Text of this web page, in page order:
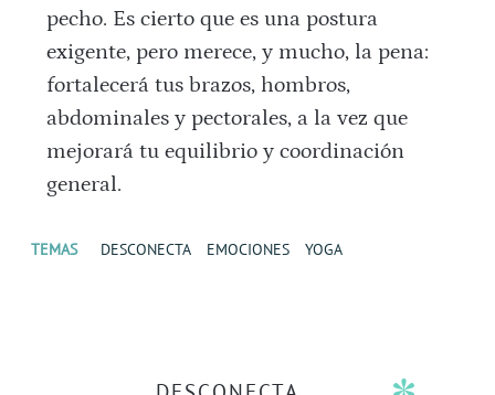
pecho. Es cierto que es una postura
exigente, pero merece, y mucho, la pena:
fortalecerá tus brazos, hombros,
abdominales y pectorales, a la vez que
mejorará tu equilibrio y coordinación
general.
TEMAS DESCONECTA EMOCIONES YOGA